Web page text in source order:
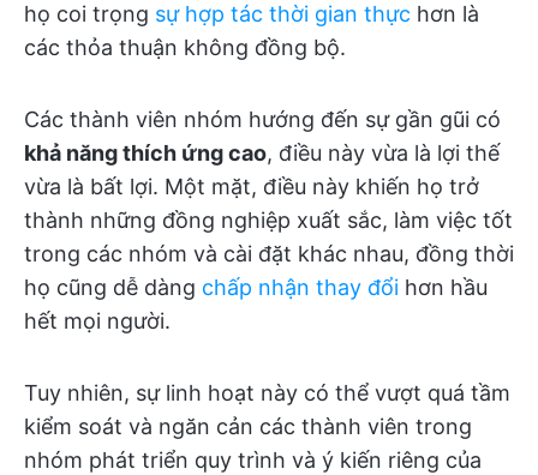
họ coi trọng sự hợp tác thời gian thực hơn là
các thỏa thuận không đồng bộ.
Các thành viên nhóm hướng đến sự gần gũi có
khả năng thích ứng cao, điều này vừa là lợi thế
vừa là bất lợi. Một mặt, điều này khiến họ trở
thành những đồng nghiệp xuất sắc, làm việc tốt
trong các nhóm và cài đặt khác nhau, đồng thời
họ cũng dễ dàng chấp nhận thay đổi hơn hầu
hết mọi người.
Tuy nhiên, sự linh hoạt này có thể vượt quá tầm
kiểm soát và ngăn cản các thành viên trong
nhóm phát triển quy trình và ý kiến riêng của